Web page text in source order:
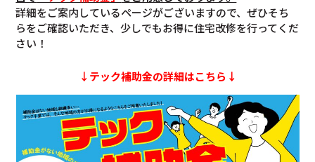
詳細をご案内しているページがございますので、ぜひそち
らをご確認いただき、少しでもお得に住宅改修を行ってくだ
さい！
↓テック補助金の詳細はこちら↓